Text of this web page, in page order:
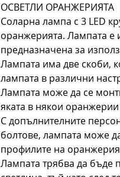
ОСВЕТЛИ ОРАНЖЕРИЯТА
Соларна лампа с 3 LED
оранжерията. Лампата е
предназначена за
Лампата има две скоби,
лампата в различни
Лампата може да се
яката в някои
С допълнителните
болтове, лампата може
профилите на
Лампата трябва да бъде